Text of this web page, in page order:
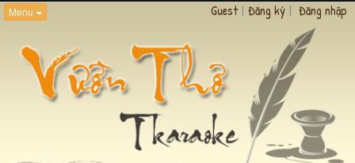
Menu Guest | Đăng ký | Đăng nhập